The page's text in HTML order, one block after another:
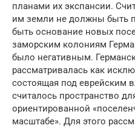
планами их экспансии.
им земли не должны быть
быть основание новых
заморским колониям
было негативным.
рассматривалась как
состоящая под еврейским
считалось пространство
ориентированной
масштабе». Для этого